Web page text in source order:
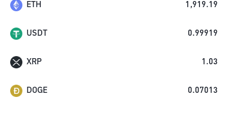
ETH 1,919.19
USDT 0.99919
XRP 1.03
DOGE 0.07013